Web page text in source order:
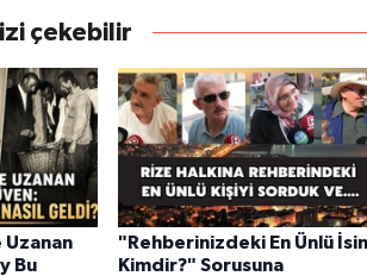
çekebilir
Uzanan
Bu
"Rehberinizdeki En Ünlü
Kimdir?" Sorusuna